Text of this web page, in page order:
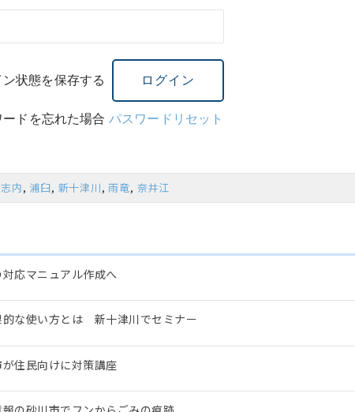
ン状態を保存する
ードを忘れた場合 パスワードリセット
内, 浦臼, 新十津川,雨竜, 奈井江
応マニュアル作成へ
な使い方とは 新十津川でセミナー
住民向けに対策講座